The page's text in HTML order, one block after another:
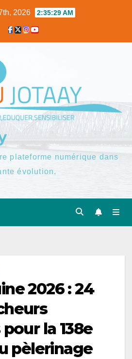
2026 2:35:30 AM
plateforme numérique dans
évolution.
2026 : 24
la 138e
pèlerinage